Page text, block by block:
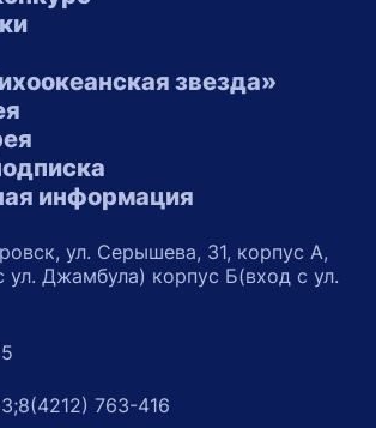
звезда»
информация
ул. Серышева, 31, корпус А,
ул. Джамбула) корпус Б(вход с ул.
8(4212) 763-416